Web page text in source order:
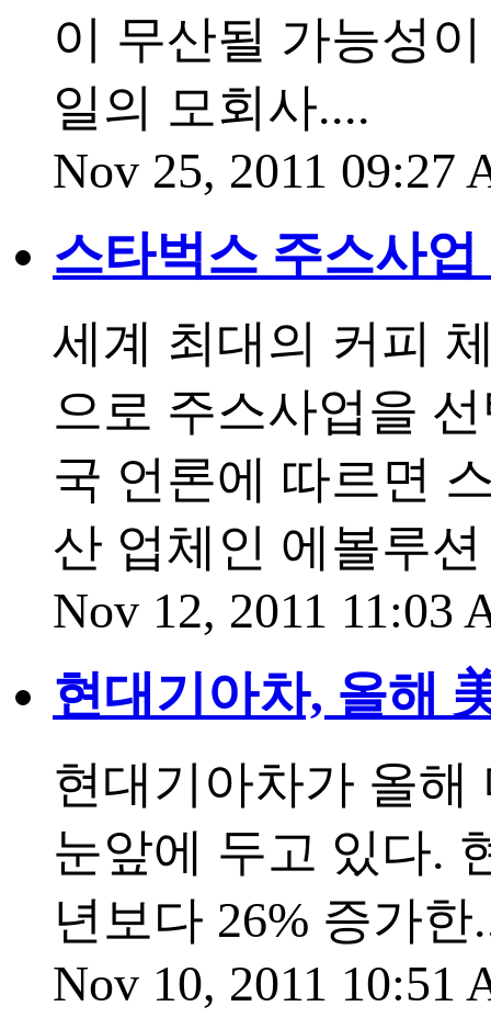
이 무산될 가능성
일의 모회사....
Nov 25, 2011 09:27
스타벅스 주스사
세계 최대의 커피
으로 주스사업을
국 언론에 따르면
산 업체인 에볼루
Nov 12, 2011 11:03
현대기아차, 올해
현대기아차가 올해
눈앞에 두고 있다.
년보다 26% 증가한
Nov 10, 2011 10:51